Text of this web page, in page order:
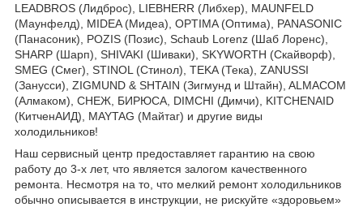
LEADBROS (Лидброс), LIEBHERR (Либхер), MAUNFELD
(Маунфелд), MIDEA (Мидеа), OPTIMA (Оптима), PANASONIC
(Панасоник), POZIS (Позис), Schaub Lorenz (Шаб Лоренс),
SHARP (Шарп), SHIVAKI (Шиваки), SKYWORTH (Скайворф),
SMEG (Смег), STINOL (Стинол), TEKA (Тека), ZANUSSI
(Занусси), ZIGMUND & SHTAIN (Зигмунд и Штайн), ALMACOM
(Алмаком), СНЕЖ, БИРЮСА, DIMCHI (Димчи), KITCHENAID
(КитченАИД), MAYTAG (Майтаг) и другие виды
холодильников!
Наш сервисный центр предоставляет гарантию на свою
работу до 3-х лет, что является залогом качественного
ремонта. Несмотря на то, что мелкий ремонт холодильников
обычно описывается в инструкции, не рискуйте «здоровьем»